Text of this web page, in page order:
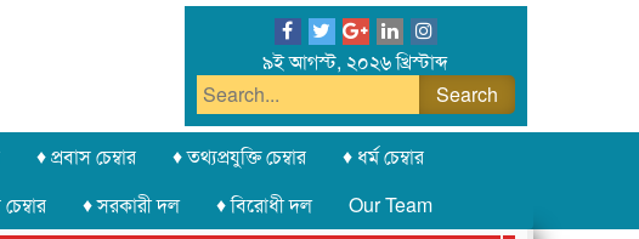
৯ই আগস্ট, ২০২৬ খ্রিস্টাব্দ
♦ প্রবাস চেম্বার ♦ তথ্যপ্রযুক্তি চেম্বার
♦ ধর্ম চেম্বার
চেম্বার ♦ সরকারী দল ♦ বিরোধী দল
Our Team